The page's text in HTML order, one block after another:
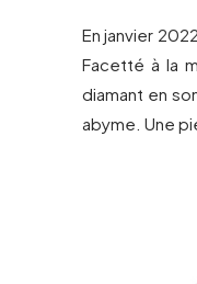
En janvier
Facetté à la
diamant en
abyme. Une